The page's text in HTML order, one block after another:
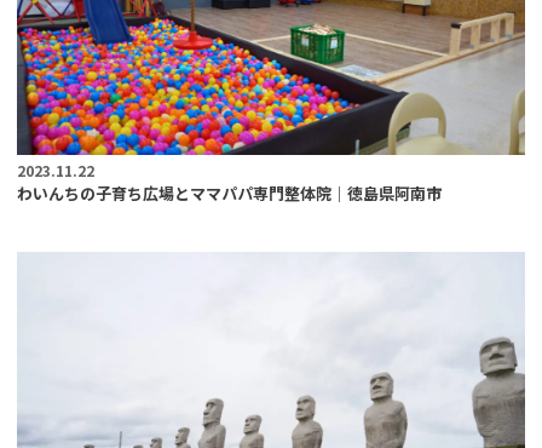
2023.11.22
わいんちの子育ち広場とママパパ専門整体院｜徳島県阿南市